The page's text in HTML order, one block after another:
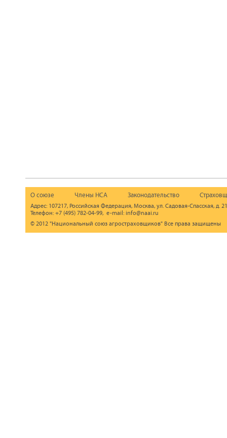
О союзе Члены НСА Законодательство
Адрес: 107217, Российская Федерация, Москва, ул. Садовая-Спасская, д.
Телефон: +7 (495) 782-04-99, e-mail: info@naai.ru
© 2012 "Национальный союз агростраховщиков" Все права защищены